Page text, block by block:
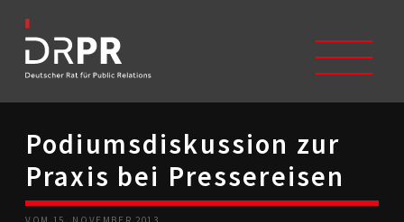
START
ÜBER UNS
Trägerverein
Podiumsdiskussion zur
Praxis bei Pressereisen